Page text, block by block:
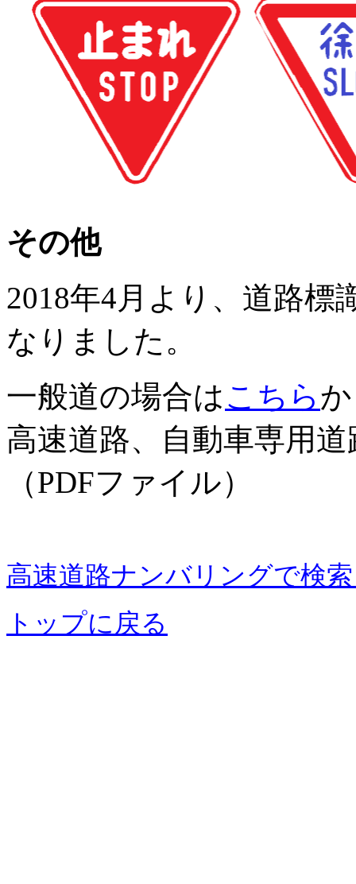
その他
2018年4月より、道路標
なりました。
一般道の場合はこちら
高速道路、自動車専用
（PDFファイル）
高速道路ナンバリングで検
トップに戻る